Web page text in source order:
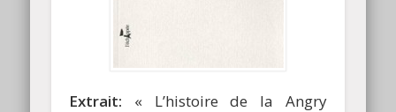
Extrait: « L’histoire de la Angry